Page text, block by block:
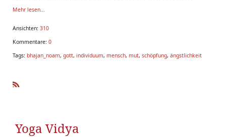
Mehr lesen...
Ansichten: 310
Kommentare: 0
Tags: bhajan_noam, gott, individuum, mensch, mut, schöpfung, ängstlichkeit
Yoga Vidya